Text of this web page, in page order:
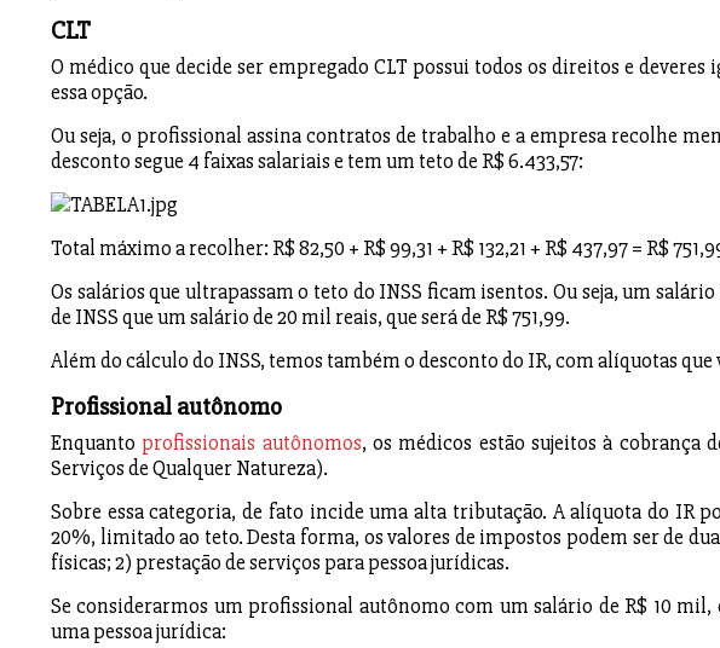
CLT
O médico que decide ser empregado CLT possui todos os direitos e
essa opção.
Ou seja, o profissional assina contratos de trabalho e a empresa recolhe
desconto segue 4 faixas salariais e tem um teto de R$ 6.433,57:
Total máximo a recolher: R$ 82,50 + R$ 99,31 + R$ 132,21 + R$ 437,97 = R$
Os salários que ultrapassam o teto do INSS ficam isentos. Ou seja, um
de INSS que um salário de 20 mil reais, que será de R$ 751,99.
Além do cálculo do INSS, temos também o desconto do IR, com alíquotas
Profissional autônomo
Enquanto profissionais autônomos, os médicos estão sujeitos à cobrança
Serviços de Qualquer Natureza).
Sobre essa categoria, de fato incide uma alta tributação. A alíquota do IR
20%, limitado ao teto. Desta forma, os valores de impostos podem ser de
físicas; 2) prestação de serviços para pessoa jurídicas.
Se considerarmos um profissional autônomo com um salário de R$ 10
uma pessoa jurídica: